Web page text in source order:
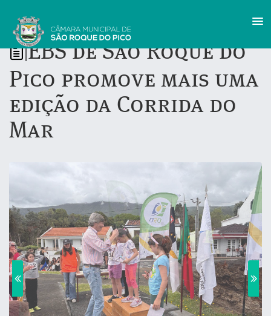
EBS de São Roque do
Pico promove mais uma
edição da Corrida do
Mar